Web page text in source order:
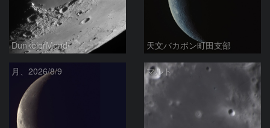
DunkelerMond 天文バカボン町田支部
月、2026/8/9 マルト